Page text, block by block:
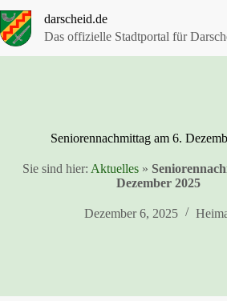
Inhalt
springen
darscheid.de
Das offizielle Stadtportal für
Seniorennachmittag am 6.
Sie sind hier: Aktuelles »
Dezember 2025
Dezember 6, 2025